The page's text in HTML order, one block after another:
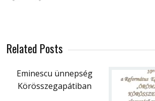
Related Posts
Eminescu ünnepség
Körösszegapátiban